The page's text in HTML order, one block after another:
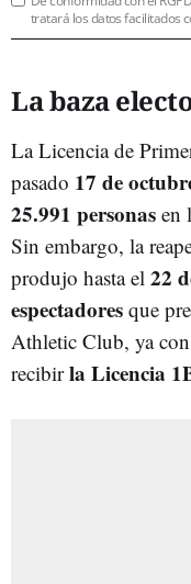
tratará los datos facilitados
La baza
La Licencia de
pasado 17 de
25.991 personas en
Sin embargo, la
produjo hasta el 22
espectadores que
Athletic Club, ya
recibirla Licencia